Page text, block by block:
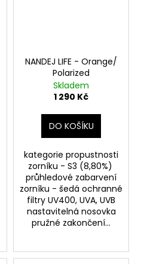
NANDEJ LIFE - Orange/
Polarized
Skladem
1 290 Kč
DO KOŠÍKU
kategorie propustnosti
zorníku - S3 (8,80%)
průhledové zabarvení
zorníku - šedá ochranné
filtry UV400, UVA, UVB
nastavitelná nosovka
pružné zakončení...